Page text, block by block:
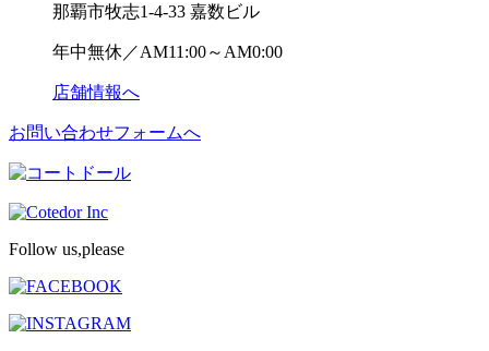
那覇市牧志1-4-33 嘉数ビル
年中無休／AM11:00～AM0:00
店舗情報へ
お問い合わせフォームへ
Follow us,please